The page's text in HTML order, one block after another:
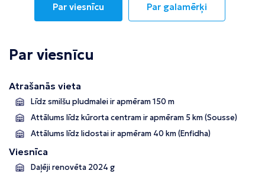
Par viesnīcu Par galamērķi
Par viesnīcu
Atrašanās vieta
Līdz smilšu pludmalei ir apmēram 150 m
Attālums līdz kūrorta centram ir apmēram 5 km (Sousse)
Attālums līdz lidostai ir apmēram 40 km (Enfidha)
Viesnīca
Daļēji renovēta 2024 g